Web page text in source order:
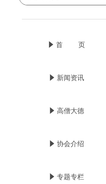
념 首 页
념 新闻资讯
념 高僧大德
념 协会介绍
념 专题专栏